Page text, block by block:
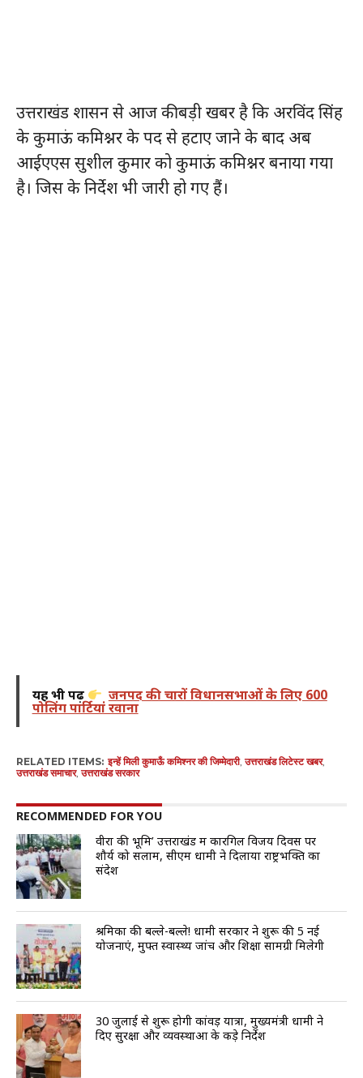
उत्तराखंड शासन से आज की बड़ी खबर है कि अरविंद सिंह
के कुमाऊं कमिश्नर के पद से हटाए जाने के बाद अब
आईएएस सुशील कुमार को कुमाऊं कमिश्नर बनाया गया
है। जिस के निर्देश भी जारी हो गए हैं।
यह भी पढ़ें जनपद की चारों विधानसभाओं के लिए 600
पोलिंग पार्टियां रवाना
RELATED ITEMS: इन्हें मिली कुमाऊँ कमिश्नर की जिम्मेदारी,उत्तराखंड लिटेस्ट खबर,
उत्तराखंड समाचार,उत्तराखंड सरकार
RECOMMENDED FOR YOU
वीरों की भूमि’ उत्तराखंड में कारगिल विजय दिवस पर
शौर्य को सलाम, सीएम धामी ने दिलाया राष्ट्रभक्ति का
संदेश
श्रमिकों की बल्ले-बल्ले! धामी सरकार ने शुरू की 5 नई
योजनाएं, मुफ्त स्वास्थ्य जांच और शिक्षा सामग्री मिलेगी
30 जुलाई से शुरू होगी कांवड़ यात्रा, मुख्यमंत्री धामी ने
दिए सुरक्षा और व्यवस्थाओं के कड़े निर्देश